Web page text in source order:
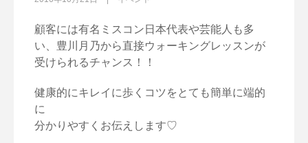
顧客には有名ミスコン日本代表や芸能人も多
い、 豊川月乃から直接ウォーキングレッスンが
受けられるチャンス！！
健康的にキレイに歩くコツをとても簡単に端的
に
分かりやすくお伝えします♡